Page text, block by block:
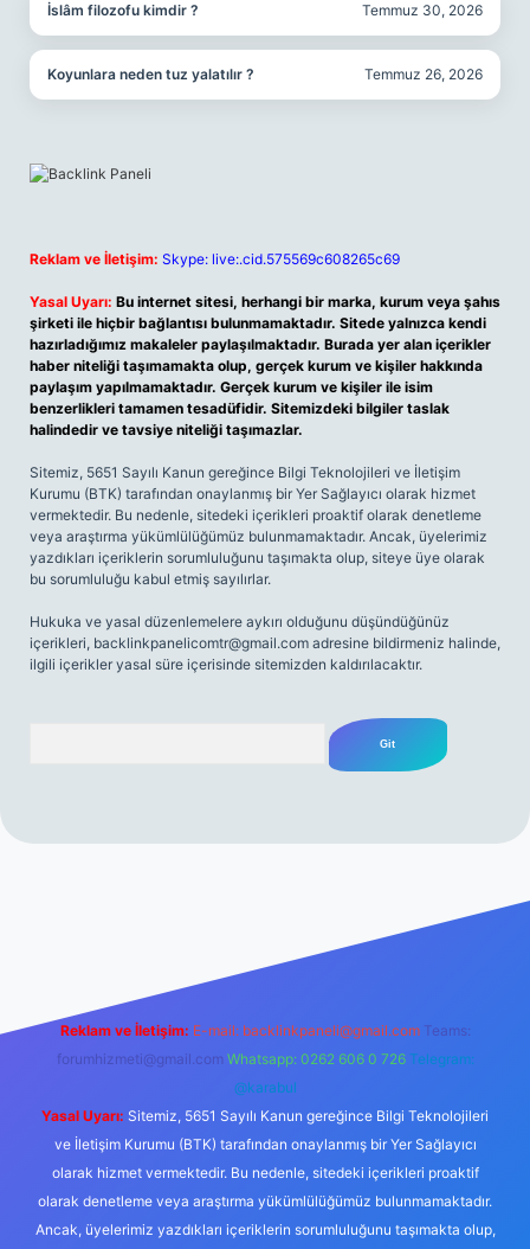
İslâm filozofu kimdir ? Temmuz 30, 2026
Koyunlara neden tuz yalatılır ? Temmuz 26, 2026
Reklam ve İletişim: Skype: live:.cid.575569c608265c69
Yasal Uyarı: Bu internet sitesi, herhangi bir marka, kurum veya şahıs
şirketi ile hiçbir bağlantısı bulunmamaktadır. Sitede yalnızca kendi
hazırladığımız makaleler paylaşılmaktadır. Burada yer alan içerikler
haber niteliği taşımamakta olup, gerçek kurum ve kişiler hakkında
paylaşım yapılmamaktadır. Gerçek kurum ve kişiler ile isim
benzerlikleri tamamen tesadüfidir. Sitemizdeki bilgiler taslak
halindedir ve tavsiye niteliği taşımazlar.
Sitemiz, 5651 Sayılı Kanun gereğince Bilgi Teknolojileri ve İletişim
Kurumu (BTK) tarafından onaylanmış bir Yer Sağlayıcı olarak hizmet
vermektedir. Bu nedenle, sitedeki içerikleri proaktif olarak denetleme
veya araştırma yükümlülüğümüz bulunmamaktadır. Ancak, üyelerimiz
yazdıkları içeriklerin sorumluluğunu taşımakta olup, siteye üye olarak
bu sorumluluğu kabul etmiş sayılırlar.
Hukuka ve yasal düzenlemelere aykırı olduğunu düşündüğünüz
içerikleri, backlinkpanelicomtr@gmail.com adresine bildirmeniz halinde,
ilgili içerikler yasal süre içerisinde sitemizden kaldırılacaktır.
Reklam ve İletişim: E-mail: backlinkpaneli@gmail.com Teams:
forumhizmeti@gmail.com Whatsapp: 0262 606 0 726 Telegram:
@karabul
Yasal Uyarı: Sitemiz, 5651 Sayılı Kanun gereğince Bilgi Teknolojileri
ve İletişim Kurumu (BTK) tarafından onaylanmış bir Yer Sağlayıcı
olarak hizmet vermektedir. Bu nedenle, sitedeki içerikleri proaktif
olarak denetleme veya araştırma yükümlülüğümüz bulunmamaktadır.
Ancak, üyelerimiz yazdıkları içeriklerin sorumluluğunu taşımakta olup,